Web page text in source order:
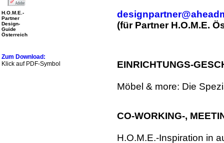
H.O.M.E.-
Partner
Design-
Guide
Österreich
Zum Download:
Klick auf PDF-Symbol
(für Partner H.O.M.E.
EINRICHTUNGS-
Möbel & more: Die
CO-WORKING-,
H.O.M.E.-Inspiration in